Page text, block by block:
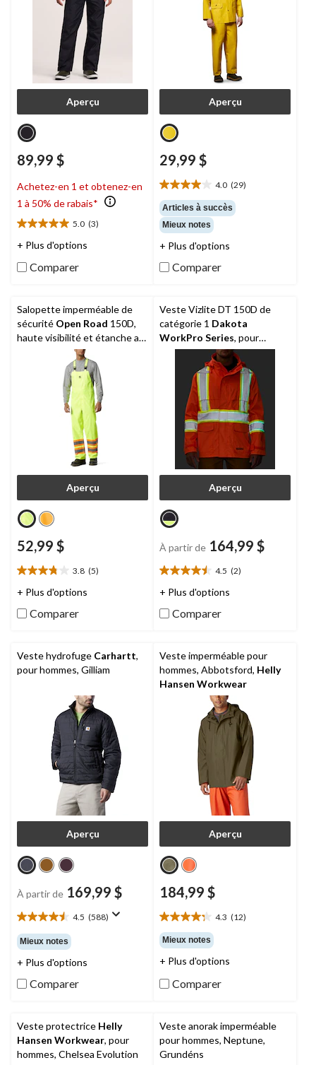
Aperçu
89,99 $
Achetez-en 1 et obtenez-en
1 à 50% de rabais*
5.0 (3)
5.0
étoile(s)
5.
+ Plus d'options
Comparer
Aperçu
29,99 $
4.0 (29)
4.0
étoile(s)
sur
5.
29
Articles à succès
Mieux notes
+ Plus d'options
Comparer
Salopette imperméable de
sécurité Open Road 150D,
haute visibilité et étanche au
vent, pour hommes
Aperçu
52,99 $
3.8 (5)
3.8
étoile(s)
5.
+ Plus d'options
Comparer
Veste Vizlite DT 150D de
catégorie 1 Dakota
WorkPro Series, pour
hommes
Aperçu
À partir de 164,99 $
4.5 (2)
4.5
étoile(s)
5.
+ Plus d'options
Comparer
Veste hydrofuge Carhartt,
pour hommes, Gilliam
Aperçu
À partir de 169,99 $
4.5 (588)
4.5
étoile(s)
sur
5.
588
évaluations
Mieux notes
+ Plus d'options
Comparer
Veste imperméable pour
hommes, Abbotsford, Helly
Hansen Workwear
Aperçu
184,99 $
4.3 (12)
4.3
étoile(s)
sur
5.
12
évaluations
Mieux notes
+ Plus d'options
Comparer
Veste protectrice Helly
Hansen Workwear, pour
hommes, Chelsea Evolution
Veste anorak imperméable
pour hommes, Neptune,
Grundéns